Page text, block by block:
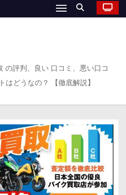
の評判、良い 口コミ、悪い口コ
はどうなの？ 【徹底解説】